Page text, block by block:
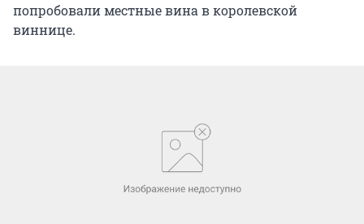
попробовали местные вина в королевской
виннице.